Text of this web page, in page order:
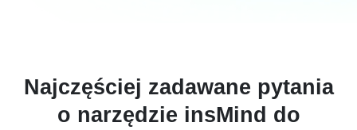
Najczęściej zadawane pytania
o narzędzie insMind do